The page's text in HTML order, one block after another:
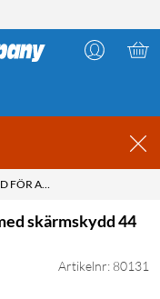
LINOCELL SKYDD FÖR APPLE WATCH MED SKÄRMSKYDD 44 MM
skärmskydd 44
Artikelnr: 80131